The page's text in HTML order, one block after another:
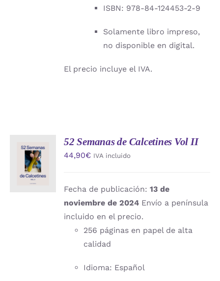
ISBN: 978-84-124453-2-9
Solamente libro impreso,
no disponible en digital.
El precio incluye el IVA.
AÑADIR
AL
CARRITO
/
DETALLES
52 Semanas de Calcetines Vol II
44,90€ IVA incluido
Fecha de publicación:13 de
noviembre de 2024 Envío a península
incluido en el precio.
256 páginas en papel de alta
calidad
Idioma: Español